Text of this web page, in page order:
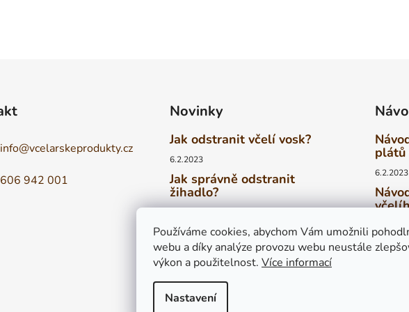
Používáme cookies, abychom Vám umožnili
webu a díky analýze provozu webu neustále
výkon a použitelnost. Více informací
Nastavení
info@vcelarskeprodukty.cz
606 942 001
Novinky
Jak odstranit včelí vosk?
6.2.2023
Jak správně odstranit
žihadlo?
Vyrovná se tuzemský med
medům zahraničním?
6.2.2023
plátů
6.2.2023
6.2.2023